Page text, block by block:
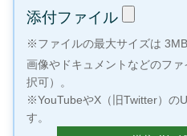
添付ファイル
※ファイルの最大サイズは 3MB
画像やドキュメントなどのフ
択可）。
※YouTubeやX（旧Twitter）の
す。